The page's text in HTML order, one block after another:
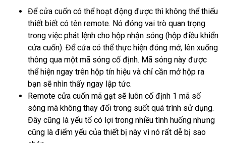
Để cửa cuốn có thể hoạt động được thì không thể thiếu
thiết biết có tên remote. Nó đóng vai trò quan trọng
trong việc phát lệnh cho hộp nhận sóng (hộp điều khiển
cửa cuốn). Để cửa có thể thực hiện đóng mở, lên xuống
thông qua một mã sóng cố định. Mã sóng này được
thể hiện ngay trên hộp tín hiệu và chỉ cần mở hộp ra
bạn sẽ nhìn thấy ngay lập tức.
Remote cửa cuốn mã gạt sẽ luôn cố định 1 mã số
sóng mà không thay đổi trong suốt quá trình sử dụng.
Đây cũng là yếu tố có lợi trong nhiều tình huống nhưng
cũng là điểm yếu của thiết bị này vì nó rất dễ bị sao